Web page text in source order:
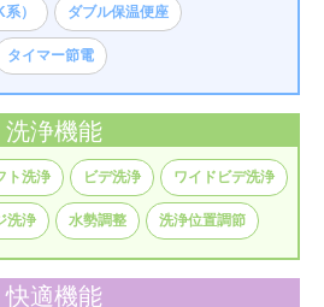
） ダブル保温便座
タイマー節電
洗浄機能
ト洗浄 ビデ洗浄 ワイドビデ洗浄
洗浄 水勢調整 洗浄位置調節
快適機能